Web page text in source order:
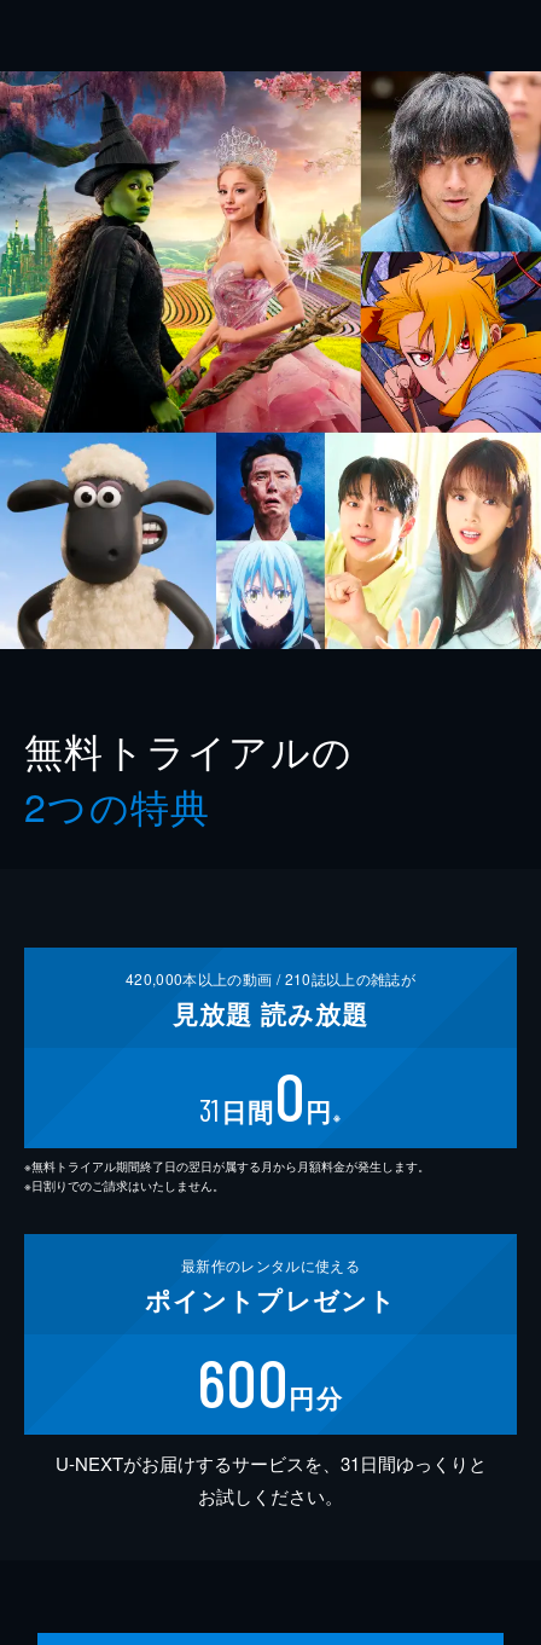
無料トライアルの
2つの特典
420,000本以上の動画 /210誌以上の雑誌が
見放題 読み放題
31 日間0円 ※
※無料トライアル期間終了日の翌日が属する月から月額料金が発生します。
※日割りでのご請求はいたしません。
最新作のレンタルに使える
ポイント プレゼント
600円分
U-NEXTがお届けするサービスを、31日間ゆっくりと
お試しください。